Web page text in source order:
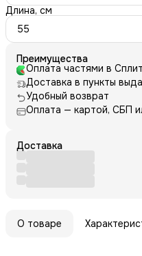
Длина, см
55
Преимущества
Оплата частями в Сплит
Доставка в пункты
Удобный возврат
Оплата — картой, СБП
Доставка
О товаре